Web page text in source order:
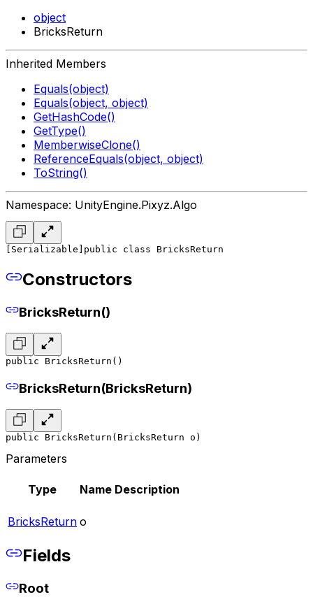
object
BricksReturn
Inherited Members
Equals(object)
Equals(object, object)
GetHashCode()
GetType()
MemberwiseClone()
ReferenceEquals(object, object)
ToString()
Namespace: UnityEngine.Pixyz.Algo
[Serializable] public class BricksReturn
Constructors
BricksReturn()
public BricksReturn()
BricksReturn(BricksReturn)
public BricksReturn(BricksReturn o)
Parameters
Type Name Description
BricksReturn o
Fields
Root